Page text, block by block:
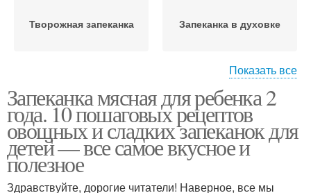
Творожная запеканка Запеканка в духовке
Морковная запеканка Запеканка с творогом
Мясная запеканка
годовалого ребенка
Показать все
Запеканка мясная для ребенка 2
года. 10 пошаговых рецептов
овощных и сладких запеканок для
детей — все самое вкусное и
полезное
Здравствуйте, дорогие читатели! Наверное, все мы